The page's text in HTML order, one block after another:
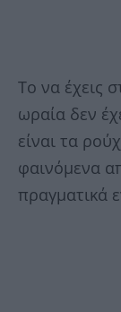
Το να έχεις
ωραία δεν
είναι τα
φαινόμενα
πραγματικά